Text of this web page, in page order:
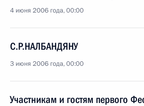
4 июня 2006 года, 00:00
С.Р.НАЛБАНДЯНУ
3 июня 2006 года, 00:00
Участникам и гостям первого